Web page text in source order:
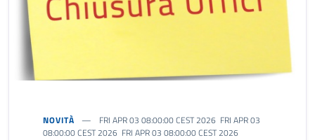
NOVITÀ
FRI APR 03 08:00:00 CEST 2026 FRI APR 03
08:00:00 CEST 2026 FRI APR 03 08:00:00 CEST 2026